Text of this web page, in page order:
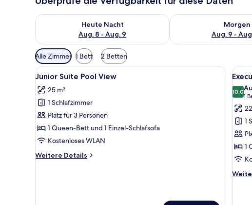
Heute Nacht
Aug. 8 - Aug. 9
Überprüfe die Verfügbarkeit für heute Nacht, Aug. 8 - Aug. 9.
Morgen
Aug. 9 -
Überprüfe die
Verfügbare
Filter
für
Zimmer
Alle Zimmer 1 Bett 2 Betten
Alle
Fotos
für
Junior
Suite
Pool
View
Ein modernes Hotelzimmer mit einem
11
Junior Suite Pool View
25 m²
1 Schlafzimmer
Platz für 3 Personen
1 Queen-Bett und 1 Einzel-Schlafsofa
Kostenloses WLAN
Weitere Details
Weitere
Alle
für
Pool
10
10,010,0
1
(1
1
1